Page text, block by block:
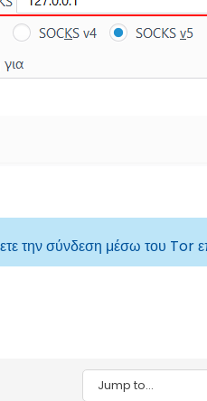
την σύνδεση μέσω του Tor
Jump to...